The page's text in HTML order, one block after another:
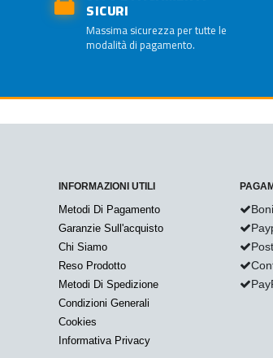
SICURI
Massima sicurezza per tutte le
modalità di pagamento.
INFORMAZIONI UTILI
Metodi Di Pagamento
Garanzie Sull'acquisto
Chi Siamo
Reso Prodotto
Metodi Di Spedizione
Condizioni Generali
Cookies
Informativa Privacy